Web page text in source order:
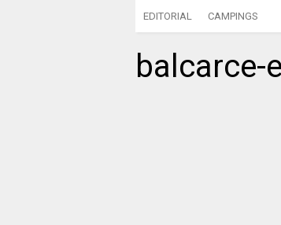
EDITORIAL CAMPINGS
balcarce-